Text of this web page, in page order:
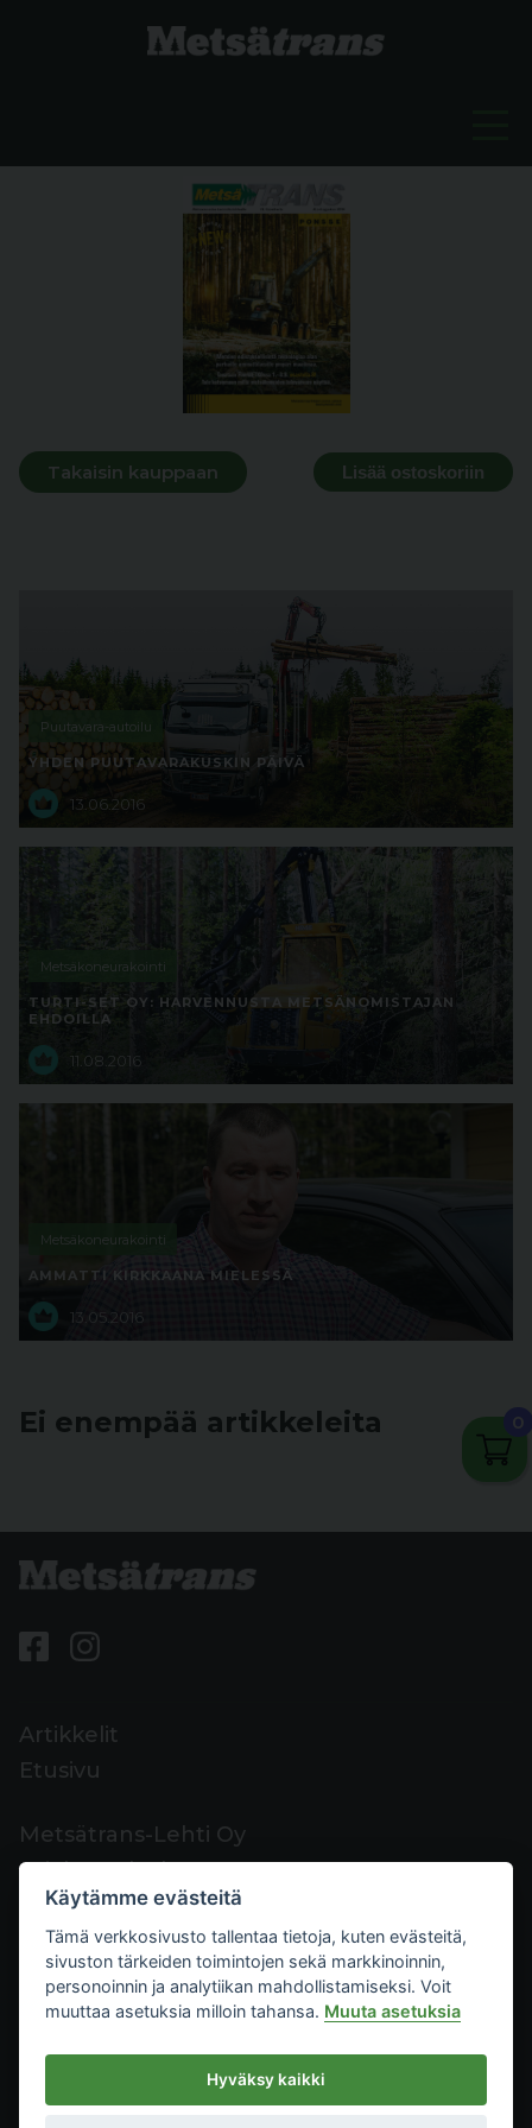
Takaisin kauppaan Lisää ostoskoriin
Puutavara-autoilu
YHDEN PUUTAVARAKUSKIN PÄIVÄ
13.06.2016
Metsäkoneurakointi
TURTI-SET OY: HARVENNUSTA METSÄNOMISTAJAN
EHDOILLA
11.08.2016
Metsäkoneurakointi
AMMATTI KIRKKAANA MIELESSÄ
13.05.2016
Ei enempää artikkeleita
Artikkelit
Etusivu
Metsätrans-Lehti Oy
Asiakaspalvelu
Yhteystiedot
Palaute
Mediakortti
Metsätrans-Lehti Oy
2026
Tietosuoja
Käytämme evästeitä
Tämä verkkosivusto tallentaa tietoja, kuten evästeitä,
sivuston tärkeiden toimintojen sekä markkinoinnin,
personoinnin ja analytiikan mahdollistamiseksi. Voit
muuttaa asetuksia milloin tahansa. Muuta asetuksia
Hyväksy kaikki